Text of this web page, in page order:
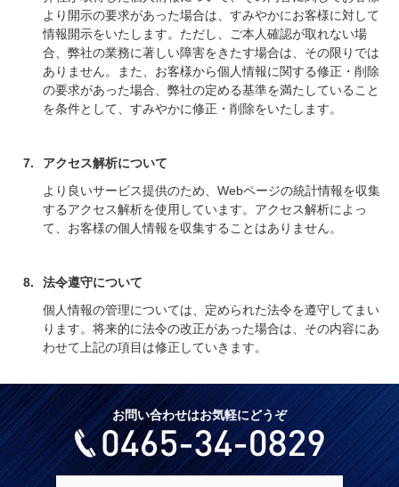
より開示の要求があった場合は、すみやかにお客様に対して
情報開示をいたします。ただし、ご本人確認が取れない場
合、弊社の業務に著しい障害をきたす場合は、その限りでは
ありません。また、お客様から個人情報に関する修正・削除
の要求があった場合、弊社の定める基準を満たしていること
を条件として、すみやかに修正・削除をいたします。
アクセス解析について
より良いサービス提供のため、Webページの統計情報を収集
するアクセス解析を使用しています。アクセス解析によっ
て、お客様の個人情報を収集することはありません。
法令遵守について
個人情報の管理については、定められた法令を遵守してまい
ります。将来的に法令の改正があった場合は、その内容にあ
わせて上記の項目は修正していきます。
お問い合わせはお気軽にどうぞ